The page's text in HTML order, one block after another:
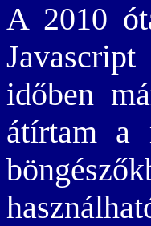
A 2010
időben
átírtam a